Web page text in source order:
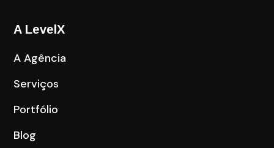
A LevelX
A Agência
Serviços
Portfólio
Blog